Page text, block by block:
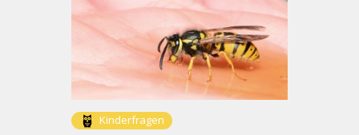
Kinderfragen